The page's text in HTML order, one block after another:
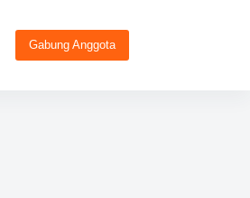
Gabung Anggota